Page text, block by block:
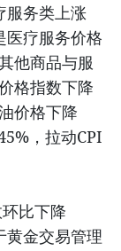
服务类上涨
医疗服务价格
他商品与服
格指数下降
价格下降
，拉动CPI
比下降
黄金交易管理